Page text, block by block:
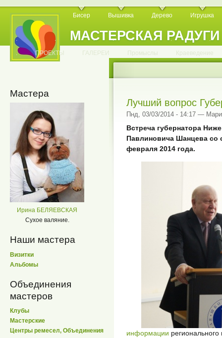
МАСТЕРСКАЯ РАДУГИ
Бисер Вышивка Дерево Игрушка
. . . . . . . . . . .
. ПРОЕКТЫ ГАЛЕРЕИ Промыслы Краеведение
Мастера
Ирина БЕЛЯЕВСКАЯ
Сухое валяние.
Наши мастера
Визитки
Альбомы
Объединения
мастеров
Клубы
Мастерские
Центры ремесел, Объединения
Лучший вопрос
Пнд, 03/03/2014 - 14:17 —
Встреча губернатора
Павлиновича Шанцева со
февраля 2014 года.
информации